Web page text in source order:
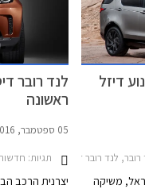
דיזל
דיסקברי 5 2017-2021מחירון רכב
משיקה
לנד רובר
ראשונה
05 ספטמבר, 2016
תגיות: חדשות
יצרנית הרכב